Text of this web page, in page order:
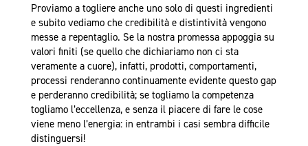
Proviamo a togliere anche uno solo di questi ingredienti
e subito vediamo che credibilità e distintività vengono
messe a repentaglio. Se la nostra promessa appoggia su
valori finiti (se quello che dichiariamo non ci sta
veramente a cuore), infatti, prodotti, comportamenti,
processi renderanno continuamente evidente questo gap
e perderanno credibilità; se togliamo la competenza
togliamo l’eccellenza, e senza il piacere di fare le cose
viene meno l’energia: in entrambi i casi sembra difficile
distinguersi!